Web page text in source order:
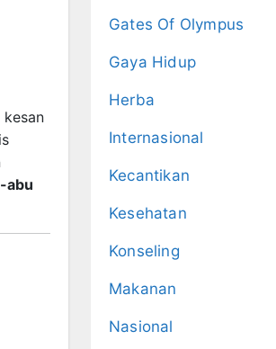
abu
Gates Of Olympus
Gaya Hidup
Herba
Internasional
Kecantikan
Kesehatan
Konseling
Makanan
Nasional